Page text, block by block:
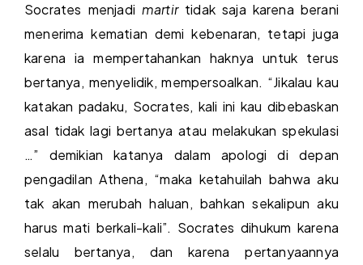
Socrates menjadi martirtidak saja karena berani
menerima kematian demi kebenaran, tetapi juga
karena ia mempertahankan haknya untuk terus
bertanya, menyelidik, mempersoalkan. “Jikalau kau
katakan padaku, Socrates, kali ini kau dibebaskan
asal tidak lagi bertanya atau melakukan spekulasi
…” demikian katanya dalam apologi di depan
pengadilan Athena, “maka ketahuilah bahwa aku
tak akan merubah haluan, bahkan sekalipun aku
harus mati berkali-kali”. Socrates dihukum karena
selalu bertanya, dan karena pertanyaannya